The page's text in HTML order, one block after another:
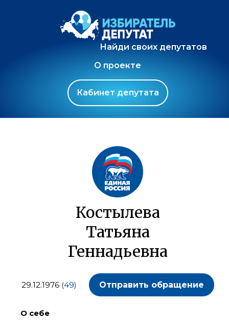
Найди своих депутатов
О проекте
Кабинет депутата
Костылева
Татьяна
Геннадьевна
29.12.1976 (49) Отправить обращение
О себе